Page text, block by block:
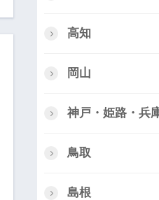
高知
岡山
神戸・姫路・兵
鳥取
島根